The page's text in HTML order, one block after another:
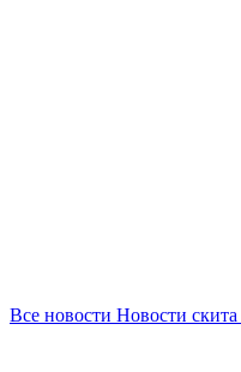
Все новости Новости скита